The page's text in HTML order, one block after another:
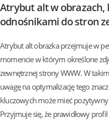
Atrybut alt w obrazach,
odnośnikami do stron
Atrybut alt obrazka przejmuje w
momencie w którym określone
zewnętrznej strony WWW. W
uwagę na optymalizację tego
kluczowych może mieć
Przyjmuje się, że prawidłowy